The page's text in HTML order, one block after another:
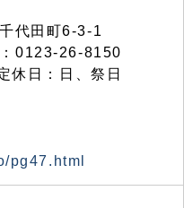
代田町6-3-1
0123-26-8150
休日：日、祭日
pg47.html